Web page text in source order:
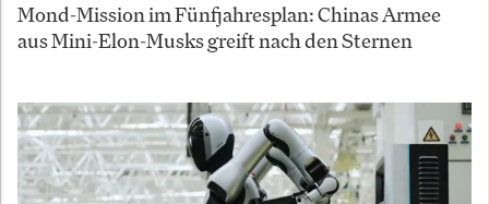
Mond-Mission im Fünfjahresplan: Chinas Armee
aus Mini-Elon-Musks greift nach den Sternen